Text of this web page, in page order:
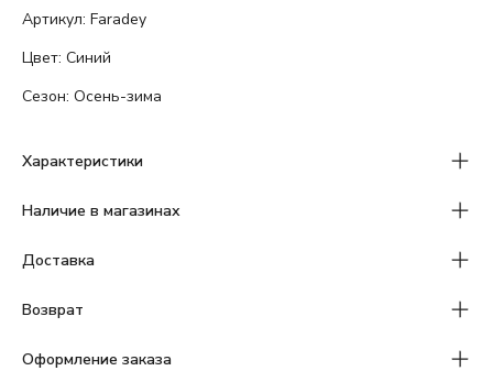
Артикул: Faradey
Цвет: Синий
Сезон: Осень-зима
Характеристики
Наличие в магазинах
Доставка
Возврат
Оформление заказа